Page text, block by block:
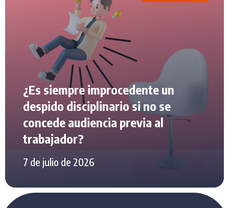
¿Es siempre improcedente un
despido disciplinario si no se
concede audiencia previa al
trabajador?
7 de julio de 2026